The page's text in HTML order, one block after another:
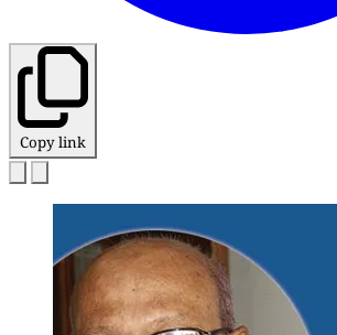
Copy link